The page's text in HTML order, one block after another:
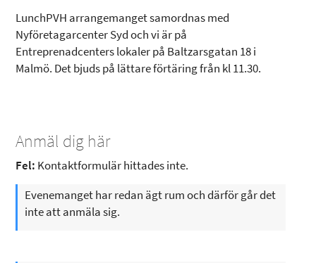
LunchPVH arrangemanget samordnas med
Nyföretagarcenter Syd och vi är på
Entreprenadcenters lokaler på Baltzarsgatan 18 i
Malmö. Det bjuds på lättare förtäring från kl 11.30.
Anmäl dig här
Fel: Kontaktformulär hittades inte.
Evenemanget har redan ägt rum och därför går det
inte att anmäla sig.